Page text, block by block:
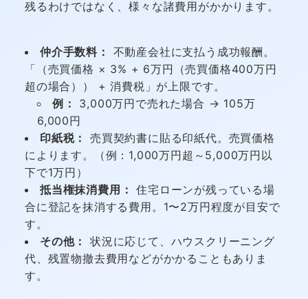
残るわけではなく、様々な諸費用がかかります。
仲介手数料：
不動産会社に支払う成功報酬。
「（売買価格 × 3% + 6万円（売買価格400万円
超の場合）） + 消費税」が上限です。
例：
3,000万円で売れた場合 → 105万
6,000円
印紙税：
売買契約書に貼る印紙代。売買価格
によります。（例：1,000万円超～5,000万円以
下で1万円）
抵当権抹消費用： 住宅ローンが残っている場
合に登記を抹消する費用。1〜2万円程度が目安で
す。
その他：
状況に応じて、ハウスクリーニング
代、残置物撤去費用などがかかることもありま
す。